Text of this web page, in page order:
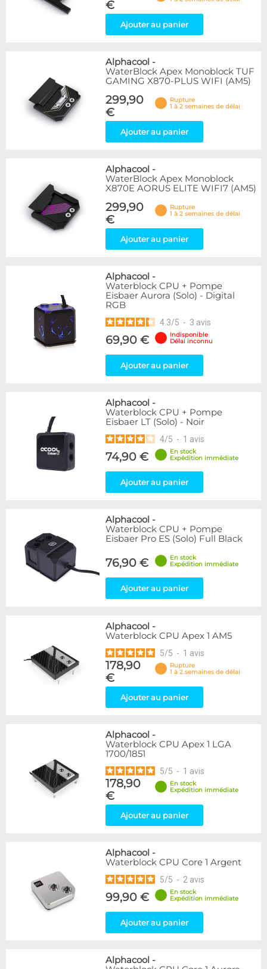
€
Ajouter au panier
Alphacool -
WaterBlock Apex Monoblock TUF
GAMING X870-PLUS WIFI (AM5)
299,90
€
Rupture
1 à 2 semaines de délai
Ajouter au panier
Alphacool -
WaterBlock Apex Monoblock
X870E AORUS ELITE WIFI7 (AM5)
299,90
€
Rupture
1 à 2 semaines de délai
Ajouter au panier
Alphacool -
Waterblock CPU + Pompe
Eisbaer Aurora (Solo) - Digital
RGB
4.3/5 - 3 avis
69,90 €
Indisponible
Délai inconnu
Ajouter au panier
Alphacool -
Waterblock CPU + Pompe
Eisbaer LT (Solo) - Noir
4/5 - 1 avis
74,90 €
En stock
Expédition immédiate
Ajouter au panier
Alphacool -
Waterblock CPU + Pompe
Eisbaer Pro ES (Solo) Full Black
76,90 €
En stock
Expédition immédiate
Ajouter au panier
Alphacool -
Waterblock CPU Apex 1 AM5
5/5 - 1 avis
178,90
€
Rupture
1 à 2 semaines de délai
Ajouter au panier
Alphacool -
Waterblock CPU Apex 1 LGA
1700/1851
5/5 - 1 avis
178,90
€
En stock
Expédition immédiate
Ajouter au panier
Alphacool -
Waterblock CPU Core 1 Argent
5/5 - 2 avis
99,90 €
En stock
Expédition immédiate
Ajouter au panier
Alphacool -